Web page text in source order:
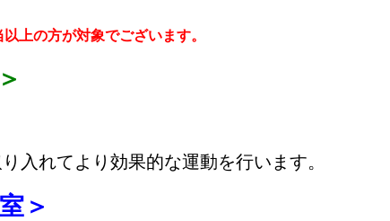
上の方が対象でございます。
入れてより効果的な運動を行います。
＞